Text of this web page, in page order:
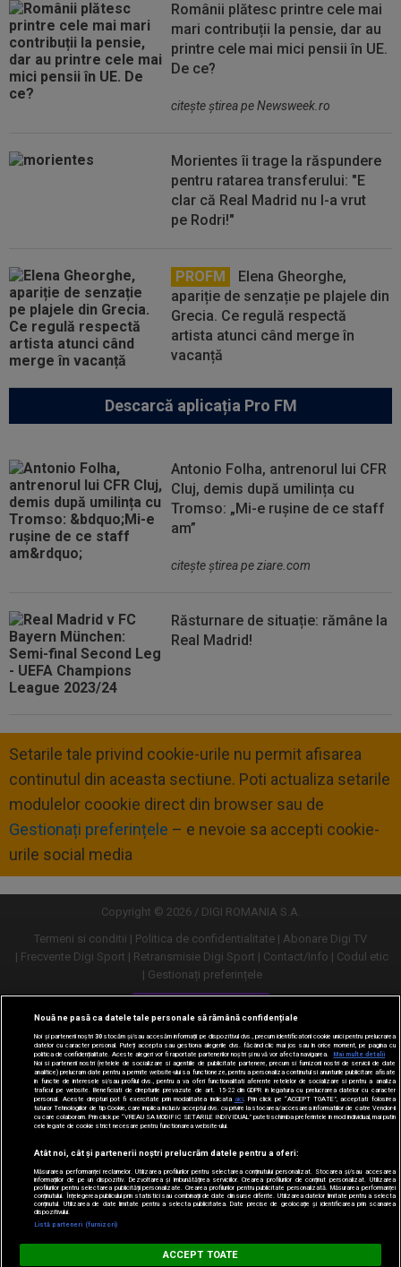
Digi Sport
DESCARCĂ
Românii plătesc printre cele mai
mari contribuții la pensie, dar au
printre cele mai mici pensii în UE.
De ce?
citeşte ştirea pe Newsweek.ro
Morientes îi trage la răspundere
pentru ratarea transferului: "E
clar că Real Madrid nu l-a vrut
pe Rodri!"
PROFM
Elena Gheorghe,
apariție de senzație pe plajele din
Grecia. Ce regulă respectă
artista atunci când merge în
vacanță
Descarcă aplicația Pro FM
Antonio Folha, antrenorul lui CFR
Cluj, demis după umilința cu
Tromso: „Mi-e rușine de ce staff
am”
citeşte ştirea pe ziare.com
Răsturnare de situație: rămâne la
Real Madrid!
Setarile tale privind cookie-urile nu permit afisarea
continutul din aceasta sectiune. Poti actualiza setarile
modulelor coookie direct din browser sau de
Gestionați preferințele – e nevoie sa accepti cookie-
urile social media
Copyright © 2026 / DIGI ROMANIA S.A.
Termeni si conditii
Politica de confidentialitate
Abonare Digi TV
Frecvente Digi Sport
Retransmisie Digi Sport Contact/Info
Codul etic
Gestionați preferințele
Versiune desktop
Nouă ne pasă ca datele tale personale să rămână confidențiale
Noi și partenerii noștri30stocăm și/sau accesăm informații pe dispozitivul dvs., precum identificatorii cookie unici pentru prelucrarea
datelor cu caracter personal. Puteți accepta sau gestiona alegerile dvs. făcând clic mai jos sau în orice moment, pe pagina cu
politica de confidențialitate. Aceste alegeri vor fi raportate partenerilor noștri și nu vă vor afecta navigarea.
Mai multe detalii
Noi si partenerii nostri (retelele de socializare si agentiile de publicitate partenere, precum si furnizorii nostri de servicii de date
analitice) prelucram date pentru a permite website-ului sa functioneze, pentru a personaliza continutul si anunturile publicitare afisate
in functie de interesele si/sau profilul dvs., pentru a va oferi functionalitati aferente retelelor de socializare si pentru a analiza
traficul pe website. Beneficiati de drepturile prevazute de art. 15-22 din GDPR in legatura cu prelucrarea datelor cu caracter
personal. Aceste drepturi pot fi exercitate prin modalitatea indicata aici. Prin click pe “ACCEPT TOATE”, acceptati folosirea
tuturor Tehnologiilor de tip Cookie, care implica inclusiv acceptul dvs. cu privire la stocarea/accesarea informatiilor de catre Vendor-ii
cu care colaboram. Prin click pe “VREAU SA MODIFIC SETARILE INDIVIDUAL” puteti schimba preferintele in mod individual, mai putin
cele legate de cookie strict necesare pentru functionarea website-ului.
Atât noi, cât și partenerii noștri prelucrăm datele pentru a oferi:
Măsurarea performanței reclamelor. Utilizarea profilurilor pentru selectarea conținutului personalizat. Stocarea și/sau accesarea
informațiilor de pe un dispozitiv. Dezvoltarea și îmbunătățirea serviciilor. Crearea profilurilor de conținut personalizat. Utilizarea
profilurilor pentru selectarea publicității personalizate. Crearea profilurilor pentru publicitate personalizată. Măsurarea performanței
conținutului. Înțelegerea publicului prin statistici sau combinații de date din surse diferite. Utilizarea datelor limitate pentru a selecta
conținutul. Utilizarea de date limitate pentru a selecta publicitatea. Date precise de geolocație și identificarea prin scanarea
dispozitivului.
Listă parteneri (furnizori)
ACCEPT TOATE